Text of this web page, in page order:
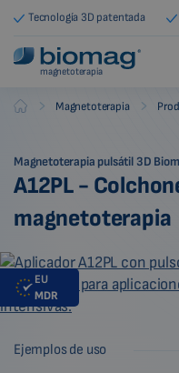
Tecnología 3D patentada
magnetoterapia
Biomag Magnetoterapia
Magnetoterapia pulsátil 3D
A12PL -
magnetoterapia
EU
MDR
Ejemplos de uso